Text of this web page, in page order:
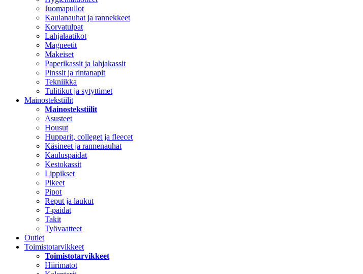
Juomapullot
Kaulanauhat ja rannekkeet
Korvatulpat
Lahjalaatikot
Magneetit
Makeiset
Paperikassit ja lahjakassit
Pinssit ja rintanapit
Tekniikka
Tulitikut ja sytyttimet
Mainostekstiilit
Mainostekstiilit
Asusteet
Housut
Hupparit, colleget ja fleecet
Käsineet ja rannenauhat
Kauluspaidat
Kestokassit
Lippikset
Pikeet
Pipot
Reput ja laukut
T-paidat
Takit
Työvaatteet
Outlet
Toimistotarvikkeet
Toimistotarvikkeet
Hiirimatot